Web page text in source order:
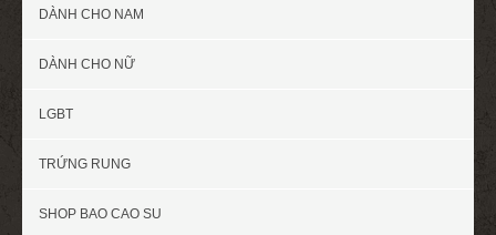
DÀNH CHO NAM
DÀNH CHO NỮ
LGBT
TRỨNG RUNG
SHOP BAO CAO SU